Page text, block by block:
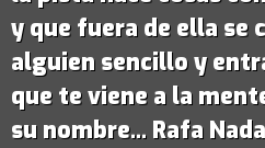
y que fuera de ella se
alguien sencillo y
que te viene a la
su nombre... Rafa